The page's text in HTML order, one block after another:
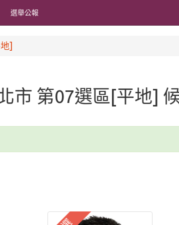
選舉公報
]
市 第07選區[平地]